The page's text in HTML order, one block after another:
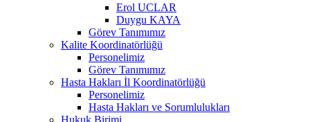
Erol UCLAR
Duygu KAYA
Görev Tanımımız
Kalite Koordinatörlüğü
Personelimiz
Görev Tanımımız
Hasta Hakları İl Koordinatörlüğü
Personelimiz
Hasta Hakları ve Sorumlulukları
Hukuk Birimi